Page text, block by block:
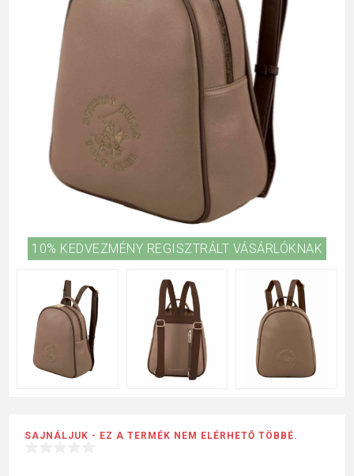
10% KEDVEZMÉNY REGISZTRÁLT VÁSÁRLÓKNAK
SAJNÁLJUK - EZ A TERMÉK NEM ELÉRHETŐ TÖBBÉ.